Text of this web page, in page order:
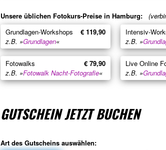
Unsere üblichen Fotokurs-Preise in Hamburg:
Grundlagen-Workshops
€ 119,90
z.B. »Grundlagen«
Intensiv-
z.B. »
Fotowalks
€ 79,90
z.B. »Fotowalk Nacht-Fotografie«
Live Online
z.B. »
GUTSCHEIN JETZT BUCHEN
Art des Gutscheins auswählen: